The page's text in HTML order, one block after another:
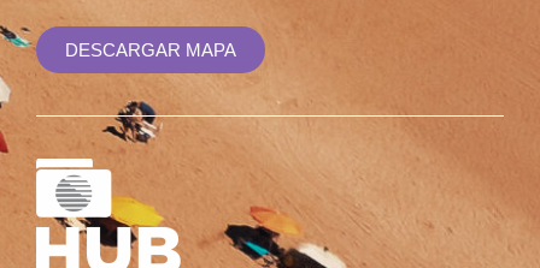
DESCARGAR MAPA